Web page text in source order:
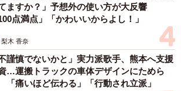
ますか？」予想外の使い方が大反響
100点満点」「かわいいからよし！」
梨木 香奈
不謹慎でないかと」実力派歌手、熊本へ支援
…運搬トラックの車体デザインにためら
痛いほど伝わる」「行動され立派」